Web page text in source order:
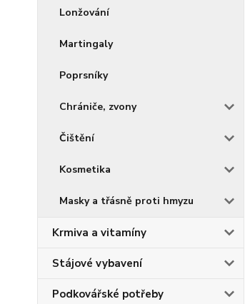
Lonžování
Martingaly
Poprsníky
Chrániče, zvony
Čištění
Kosmetika
Masky a třásně proti hmyzu
Krmiva a vitamíny
Stájové vybavení
Podkovářské potřeby